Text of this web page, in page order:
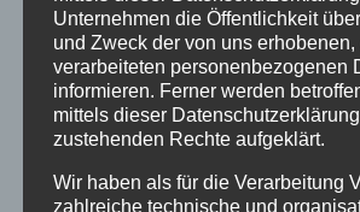
Dieser Satz klingt absurd.
wir diejenigen, die zu uns
wir durch Freundschaft und
verbunden sind. Das ist normal.
entspricht unserer
ich wirklich denjenigen in
Unternehmen die Öffentlichkeit
und Zweck der von uns erhobenen,
verarbeiteten personenbezogenen
informieren. Ferner werden
mittels dieser
zustehenden Rechte aufgeklärt.
Wir haben als für die Verarbeitung
zahlreiche technische und